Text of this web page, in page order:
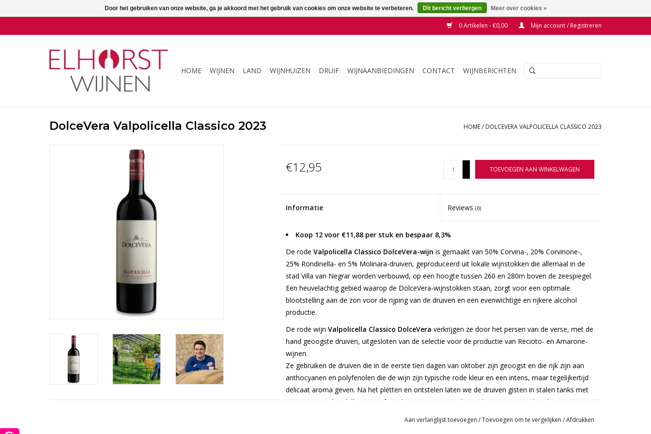
0 Artikelen - €0,00 Mijn account / Registreren
HOME WIJNEN LAND WIJNHUIZEN DRUIF WIJNAANBIEDINGEN CONTACT WIJNBERICHTEN
DolceVera Valpolicella Classico 2023 HOME/ DOLCEVERA VALPOLICELLA CLASSICO 2023
€12,95 TOEVOEGEN AAN WINKELWAGEN
Informatie Reviews(0)
Koop 12 voor €11,88 per stuk en bespaar 8,3%
De rode Valpolicella Classico DolceVera-wijn is gemaakt van 50% Corvina-, 20% Corvinone-,
25% Rondinella- en 5% Molinara-druiven, geproduceerd uit lokale wijnstokken die allemaal in de
stad Villa van Negrar worden verbouwd, op een hoogte tussen 260 en 280m boven de zeespiegel.
Een heuvelachtig gebied waarop de DolceVera-wijnstokken staan, zorgt voor een optimale
blootstelling aan de zon voor de rijping van de druiven en een evenwichtige en rijkere alcohol
productie.
De rode wijn Valpolicella Classico DolceVera verkrijgen ze door het persen van de verse, met de
hand geoogste druiven, uitgesloten van de selectie voor de productie van Recioto- en Amarone-
wijnen.
Ze gebruiken de druiven die in de eerste tien dagen van oktober zijn geoogst en die rijk zijn aan
anthocyanen en polyfenolen die de wijn zijn typische rode kleur en een intens, maar tegelijkertijd
delicaat aroma geven. Na het pletten en ontstelen laten we de druiven gisten in stalen tanks met
maceratie op de schillen. Deze fase duurt ongeveer 10 dagen, bij een gecontroleerde temperatuur
Aan verlanglijst toevoegen /Toevoegen om te vergelijken /Afdrukken
Door het gebruiken van onze website, ga je akkoord met het gebruik van cookies om onze website te verbeteren. Dit bericht verbergen Meer over cookies »